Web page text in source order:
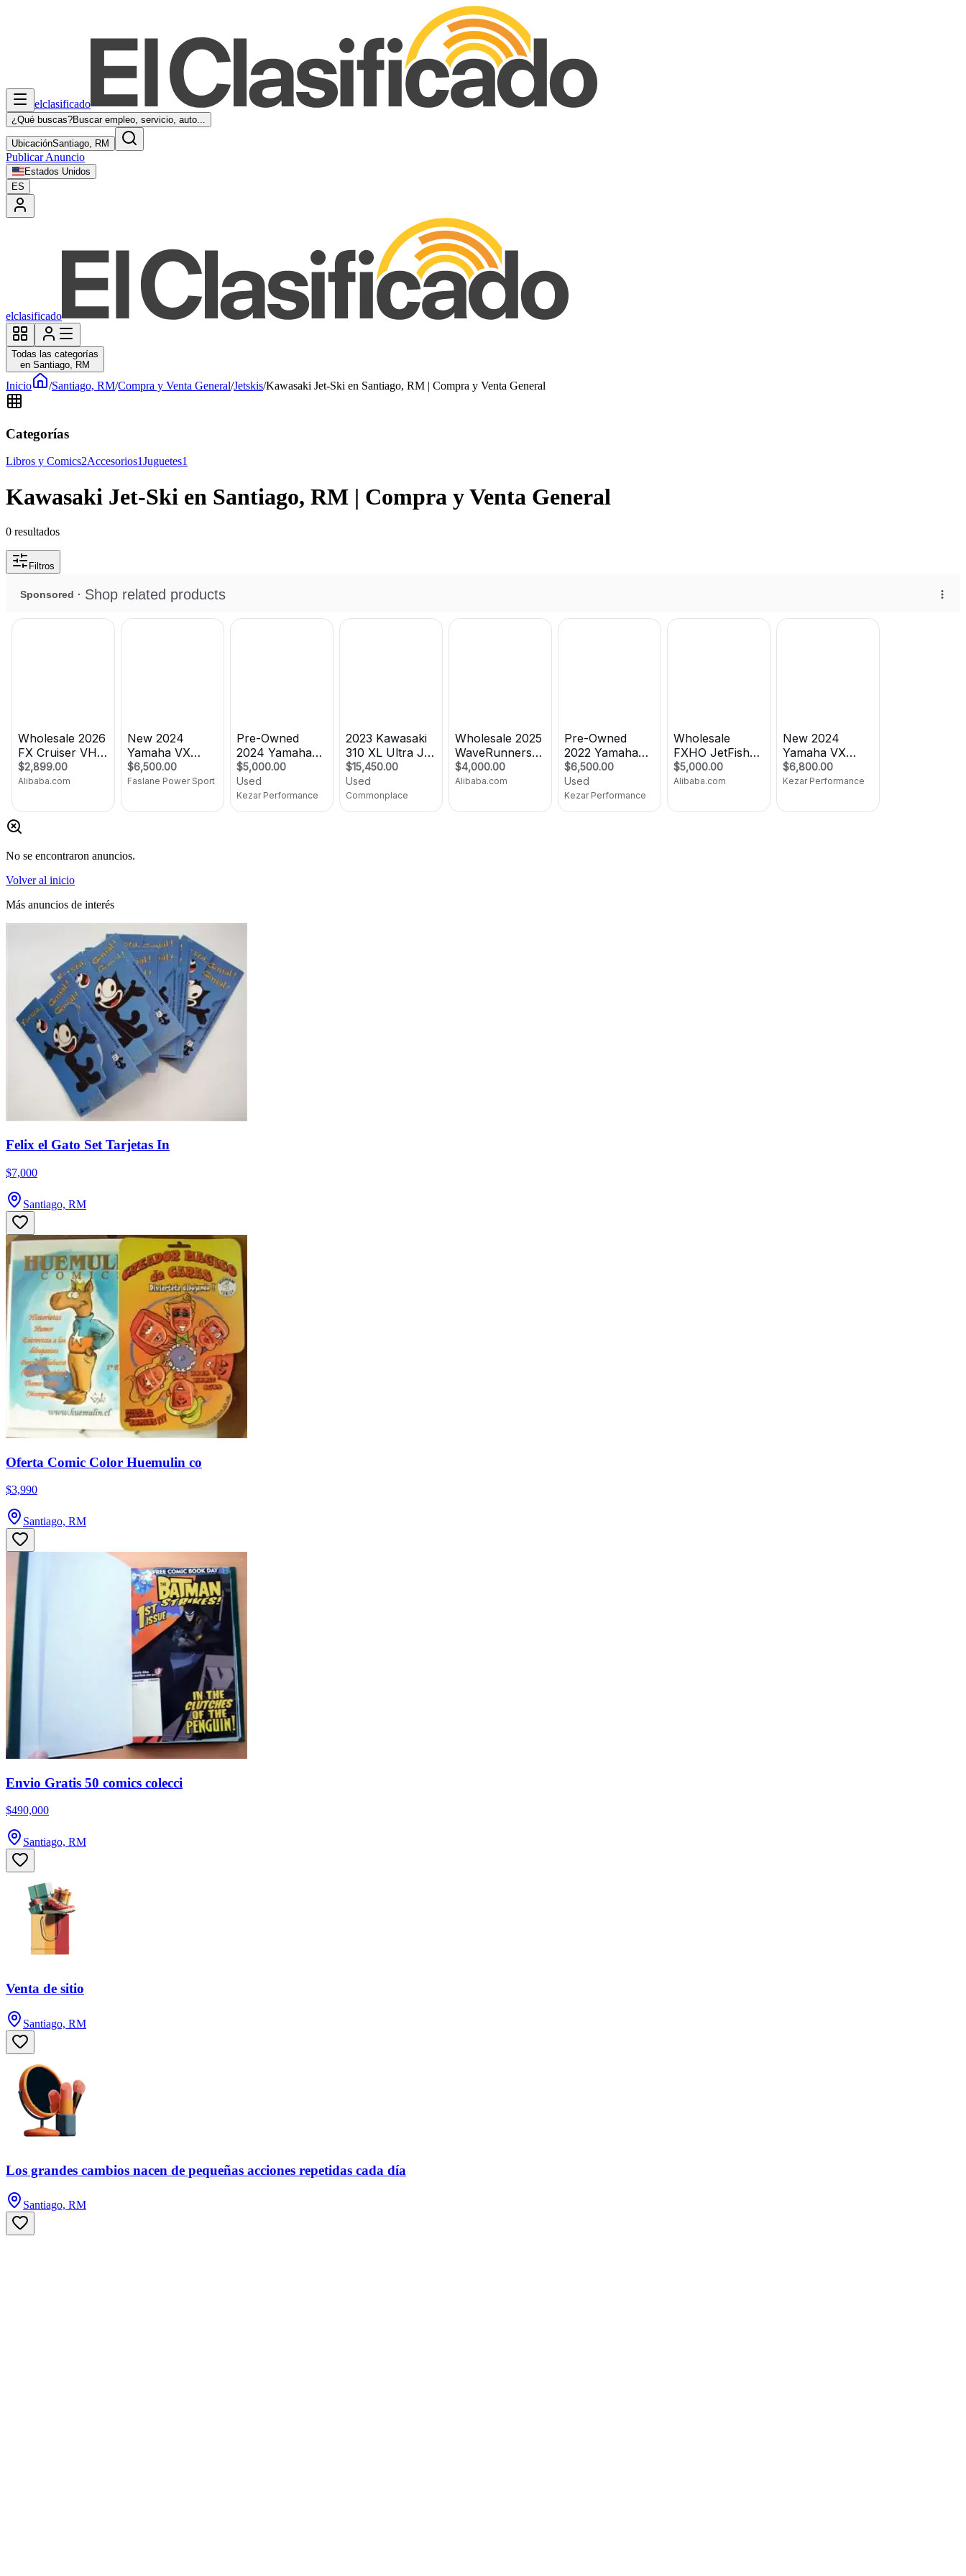
elclasificado
¿Qué buscas?Buscar empleo, servicio, auto...
UbicaciónSantiago, RM
Publicar Anuncio
Estados Unidos
ES
elclasificado
Todas las categorías
en Santiago, RM
Inicio /Santiago, RM/Compra y Venta General/Jetskis/Kawasaki Jet-Ski en Santiago, RM | Compra y Venta General
Categorías
Libros y Comics2Accesorios1Juguetes1
Kawasaki Jet-Ski en Santiago, RM | Compra y Venta General
0 resultados
Filtros
No se encontraron anuncios.
Volver al inicio
Más anuncios de interés
Felix el Gato Set Tarjetas In
$7,000
Santiago, RM
Oferta Comic Color Huemulin co
$3,990
Santiago, RM
Envio Gratis 50 comics colecci
$490,000
Santiago, RM
Venta de sitio
Santiago, RM
Los grandes cambios nacen de pequeñas acciones repetidas cada día
Santiago, RM